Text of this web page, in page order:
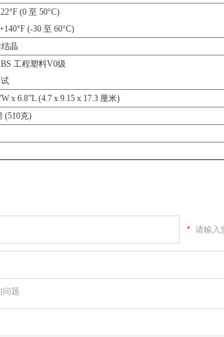
(0 至 50°C)
(-30 至 60°C)
结晶
工程塑料V0级
x 6.8”L (4.7 x 9.15 x 17.3 厘米)
(510克)
* 请输入
问题